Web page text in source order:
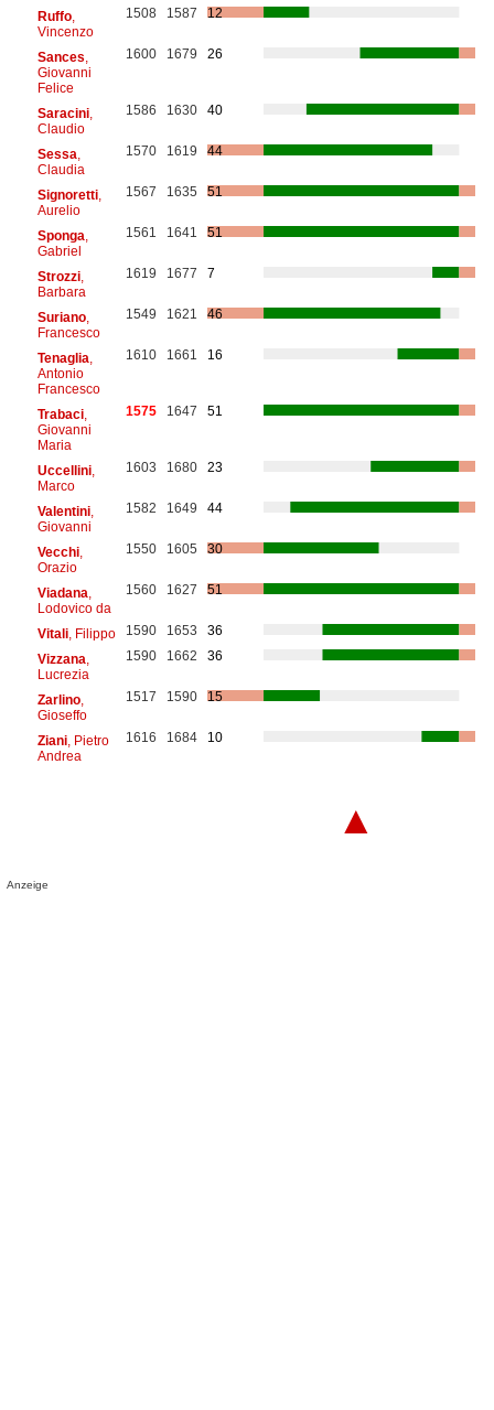
Ruffo,
Vincenzo
1508 1587 12
Sances
Giovanni
Felice
1600 1679 26
Saracini,
Claudio
1586 1630 40
Sessa
Claudia
1570 1619 44
Signoretti,
Aurelio
1567 1635 51
Sponga
Gabriel
1561 1641 51
Strozzi,
Barbara
1619 1677 7
Suriano,
Francesco
1549 1621 46
Tenaglia
Antonio
Francesco
1610 1661 16
Trabaci,
Giovanni
Maria
1575 1647 51
Uccellini,
Marco
1603 1680 23
Valentini,
Giovanni
1582 1649 44
Vecchi,
Orazio
1550 1605 30
Viadana
Lodovico da
1560 1627 51
Vitali, Filippo 1590 1653
36
Vizzana
Lucrezia
1590 1662 36
Zarlino,
Gioseffo
1517 1590 15
Ziani, Pietro
Andrea
1616 1684 10
▲
Anzeige